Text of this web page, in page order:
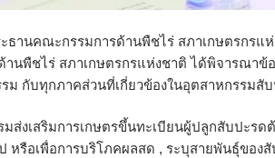
ธานคณะกรรมการด้านพืชไร่ สภาเกษตรกรแ
นพืชไร่ สภาเกษตรกรแห่งชาติ ได้พิจารณา
รม กับทุกภาคส่วนที่เกี่ยวข้องในอุตสาหกรรม
มส่งเสริมการเกษตรขึ้นทะเบียนผู้ปลูกสับปะร
ป หรือเพื่อการบริโภคผลสด , ระบุสายพันธุ์ข